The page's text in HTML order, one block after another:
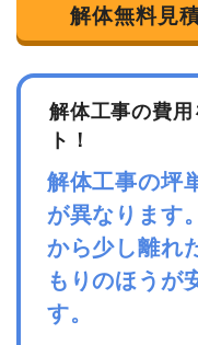
解体無料見
解体工事の費
ト！
解体工事の坪
が異なります
から少し離れ
もりのほうが
す。